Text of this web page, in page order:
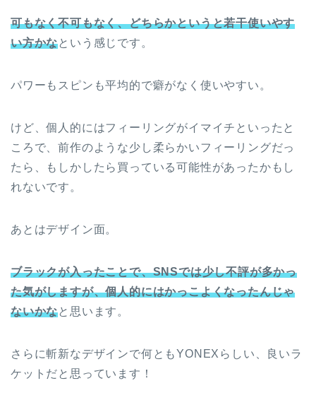
可もなく不可もなく、どちらかというと若干使いやす
い方かなという感じです。
パワーもスピンも平均的で癖がなく使いやすい。
けど、個人的にはフィーリングがイマイチといったと
ころで、前作のような少し柔らかいフィーリングだっ
たら、もしかしたら買っている可能性があったかもし
れないです。
あとはデザイン面。
ブラックが入ったことで、SNSでは少し不評が多かっ
た気がしますが、個人的にはかっこよくなったんじゃ
ないかなと思います。
さらに斬新なデザインで何ともYONEXらしい、良いラ
ケットだと思っています！